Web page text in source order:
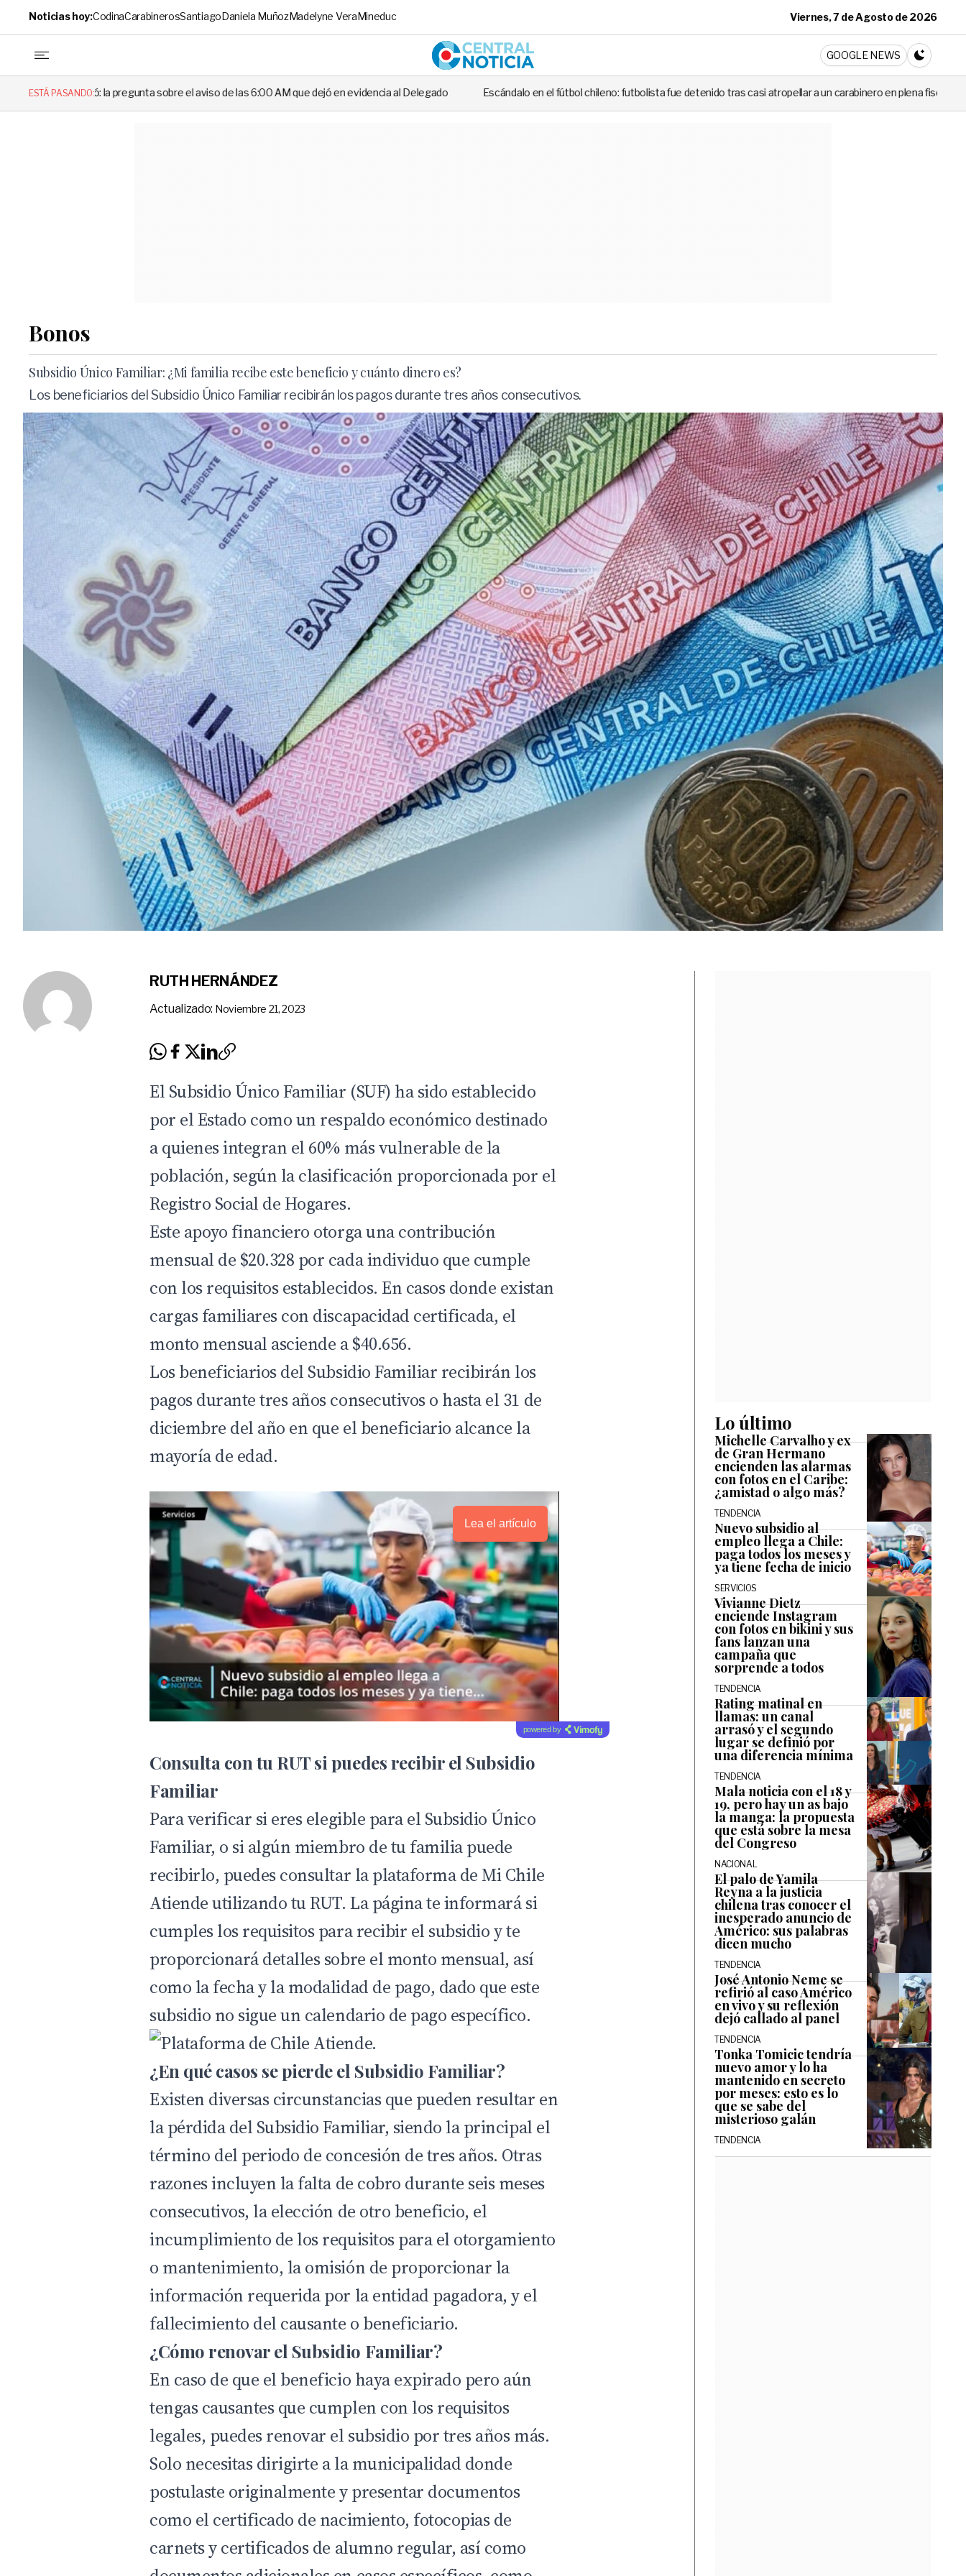
Noticias hoy:CodinaCarabinerosSantiagoDaniela MuñozMadelyne VeraMineduc Viernes, 7 de Agosto de 2026
Central Noticia
GOOGLE NEWS
CAMBIA A
ESTÁ PASANDO:
sobre el aviso de las 6:00 AM que dejó en evidencia al Delegado Escándalo en el fútbol chileno: futbolista fue detenido tras casi atropellar a un carabinero en plena fiscalización Cortes de luz
Bonos
Subsidio Único Familiar: ¿Mi familia recibe este beneficio y cuánto dinero es?
Los beneficiarios del Subsidio Único Familiar recibirán los pagos durante tres años consecutivos.
RUTH HERNÁNDEZ
Actualizado: Noviembre 21, 2023
El Subsidio Único Familiar (SUF) ha sido establecido
por el Estado como un respaldo económico destinado
a quienes integran el 60% más vulnerable de la
población, según la clasificación proporcionada por el
Registro Social de Hogares.
Este apoyo financiero otorga una contribución
mensual de $20.328 por cada individuo que cumple
con los requisitos establecidos. En casos donde existan
cargas familiares con discapacidad certificada, el
monto mensual asciende a $40.656.
Los beneficiarios del Subsidio Familiar recibirán los
pagos durante tres años consecutivos o hasta el 31 de
diciembre del año en que el beneficiario alcance la
mayoría de edad.
Lea el artículo
powered by
Consulta con tu RUT si puedes recibir el Subsidio
Familiar
Para verificar si eres elegible para el Subsidio Único
Familiar, o si algún miembro de tu familia puede
recibirlo, puedes consultar la plataforma deMi Chile
Atiendeutilizando tu RUT. La página te informará si
cumples los requisitos para recibir el subsidio y te
proporcionará detalles sobre el monto mensual, así
como la fecha y la modalidad de pago, dado que este
subsidio no sigue un calendario de pago específico.
¿En qué casos se pierde el Subsidio Familiar?
Existen diversas circunstancias que pueden resultar en
la pérdida del Subsidio Familiar, siendo la principal el
término del periodo de concesión de tres años. Otras
razones incluyen la falta de cobro durante seis meses
consecutivos, la elección de otro beneficio, el
incumplimiento de los requisitos para el otorgamiento
o mantenimiento, la omisión de proporcionar la
información requerida por la entidad pagadora, y el
fallecimiento del causante o beneficiario.
¿Cómo renovar el Subsidio Familiar?
En caso de que el beneficio haya expirado pero aún
tengas causantes que cumplen con los requisitos
legales, puedes renovar el subsidio por tres años más.
Solo necesitas dirigirte a la municipalidad donde
postulaste originalmente y presentar documentos
como el certificado de nacimiento, fotocopias de
carnets y certificados de alumno regular, así como
Lo último
Michelle Carvalho y ex
de Gran Hermano
encienden las alarmas
con fotos en el Caribe:
¿amistad o algo más?
TENDENCIA
Nuevo subsidio al
empleo llega a Chile:
paga todos los meses y
ya tiene fecha de inicio
SERVICIOS
Vivianne Dietz
enciende Instagram
con fotos en bikini y sus
fans lanzan una
campaña que
sorprende a todos
TENDENCIA
Rating matinal en
llamas: un canal
arrasó y el segundo
lugar se definió por
una diferencia mínima
TENDENCIA
Mala noticia con el 18 y
19, pero hay un as bajo
la manga: la propuesta
que está sobre la mesa
del Congreso
NACIONAL
El palo de Yamila
Reyna a la justicia
chilena tras conocer el
inesperado anuncio de
Américo: sus palabras
dicen mucho
TENDENCIA
José Antonio Neme se
refirió al caso Américo
en vivo y su reflexión
dejó callado al panel
TENDENCIA
Tonka Tomicic tendría
nuevo amor y lo ha
mantenido en secreto
por meses: esto es lo
que se sabe del
misterioso galán
TENDENCIA